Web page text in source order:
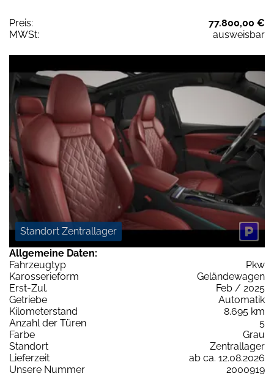
Preis:
77.800,00 €
MWSt:
ausweisbar
Standort Zentrallager
Allgemeine Daten:
Fahrzeugtyp
Pkw
Karosserieform
Geländewagen
Erst-Zul.
Feb / 2025
Getriebe
Automatik
Kilometerstand
8.695 km
Anzahl der Türen
5
Farbe
Grau
Standort
Zentrallager
Lieferzeit
ab ca. 12.08.2026
Unsere Nummer
2000919